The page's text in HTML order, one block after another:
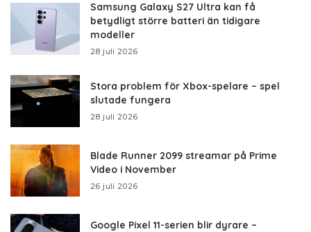
Samsung Galaxy S27 Ultra kan få
betydligt större batteri än tidigare
modeller
28 juli 2026
Stora problem för Xbox-spelare – spel
slutade fungera
28 juli 2026
Blade Runner 2099 streamar på Prime
Video i November
26 juli 2026
Google Pixel 11-serien blir dyrare –